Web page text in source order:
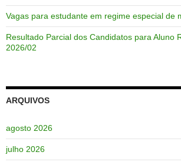
Vagas para estudante em regime especial de
Resultado Parcial dos Candidatos para Aluno
2026/02
ARQUIVOS
agosto 2026
julho 2026